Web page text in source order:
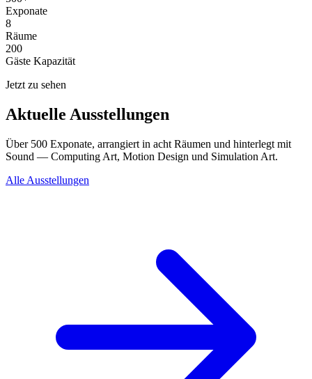
Exponate
8
Räume
200
Gäste Kapazität
Jetzt zu sehen
Aktuelle Ausstellungen
Über 500 Exponate, arrangiert in acht Räumen und hinterlegt mit
Sound — Computing Art, Motion Design und Simulation Art.
Alle Ausstellungen